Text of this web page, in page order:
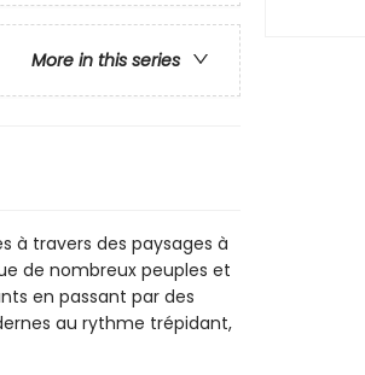
More in this series
à travers des paysages à
de nombreux peuples et
en passant par des
au rythme trépidant,